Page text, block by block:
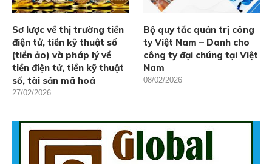
Sơ lược về thị trường tiền
điện tử, tiền kỹ thuật số
(tiền ảo) và pháp lý về
tiền điện tử, tiền kỹ thuật
số, tài sản mã hoá
27/02/2026
Bộ quy tắc quản trị công
ty Việt Nam – Danh cho
công ty đại chúng tại Việt
Nam
08/02/2026